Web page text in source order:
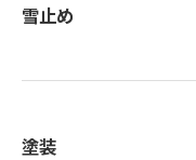
雪止め
塗装